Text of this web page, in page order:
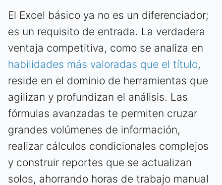
El Excel básico ya no es un diferenciador;
es un requisito de entrada. La verdadera
ventaja competitiva, como se analiza en
habilidades más valoradas que el título,
reside en el dominio de herramientas que
agilizan y profundizan el análisis. Las
fórmulas avanzadas te permiten cruzar
grandes volúmenes de información,
realizar cálculos condicionales complejos
y construir reportes que se actualizan
solos, ahorrando horas de trabajo manual